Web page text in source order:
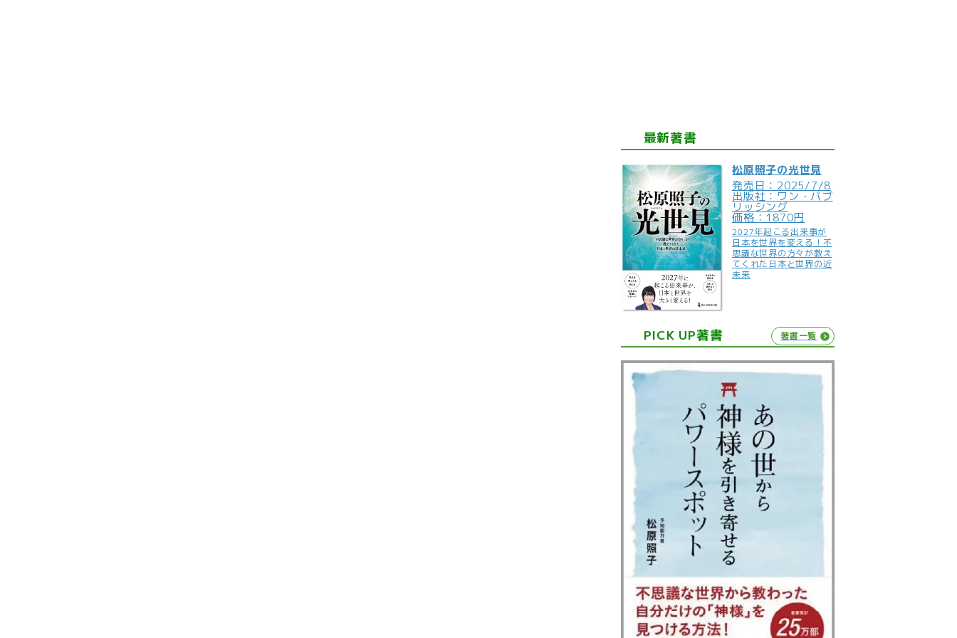
最新著書
松原照子の光世見
発売日：2025/7/8
出版社：ワン・パブ
リッシング
価格：1870円
2027年起こる出来事が
日本を世界を変える！不
思議な世界の方々が教え
てくれた日本と世界の近
未来
PICK UP著書 著書一覧